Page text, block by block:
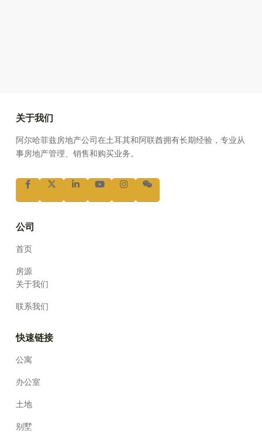
关于我们
阿尔哈菲兹房地产公司在土耳其和阿联酋拥有长期经验，专业从
事房地产管理、销售和购买业务。
公司
首页
房源
关于我们
联系我们
快速链接
公寓
办公室
土地
别墅